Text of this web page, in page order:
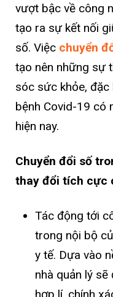
vượt bậc về công
tạo ra sự kết nối
số. Việc chuyển
tạo nên những sự
sóc sức khỏe,
bệnh Covid-19 có
hiện nay.
Chuyển đổi số
thay đổi tích cực
Tác động tới
trong nội bộ
y tế. Dựa vào
nhà quản lý